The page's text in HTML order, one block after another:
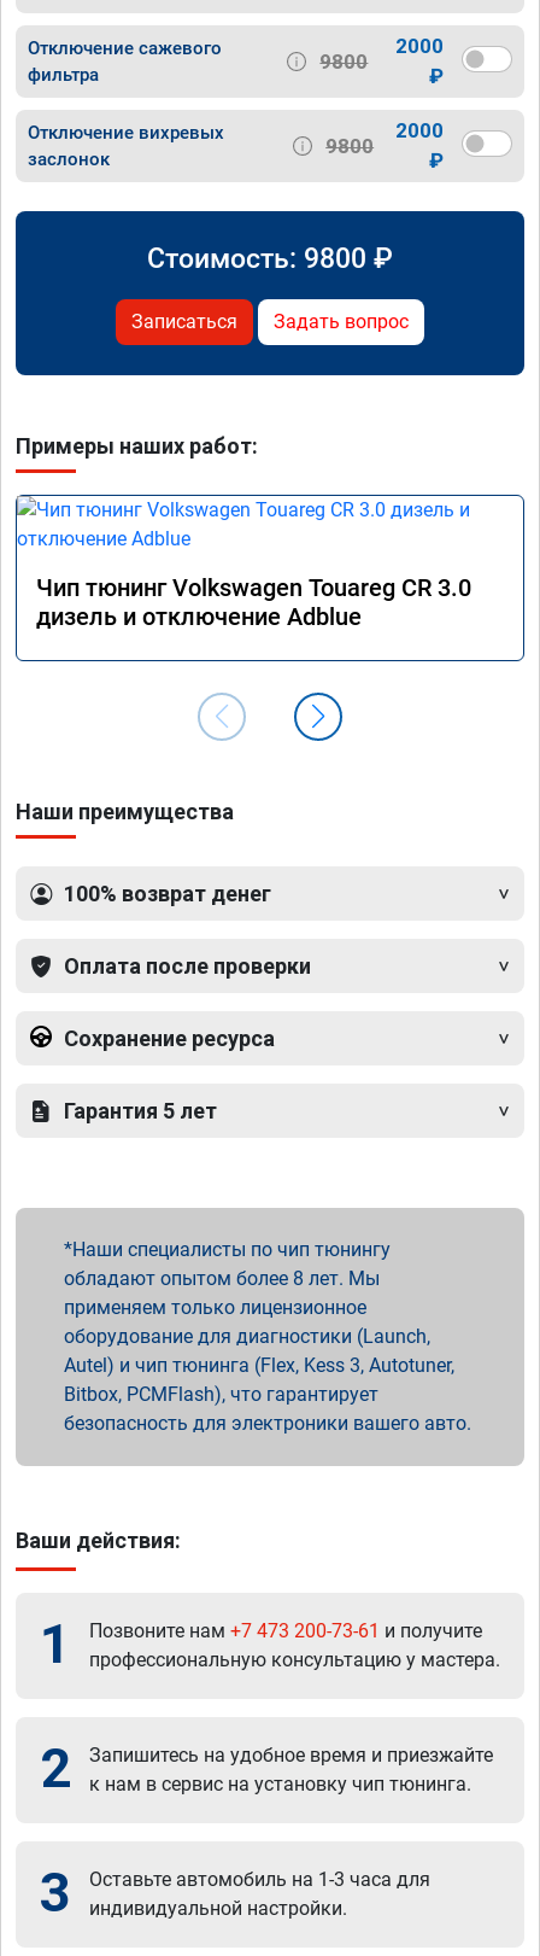
Отключение сажевого
фильтра
9800
2000
₽
Отключение вихревых
заслонок
9800
2000
₽
Стоимость: 9800 ₽
Записаться Задать вопрос
Примеры наших работ:
Чип тюнинг Volkswagen Touareg CR 3.0
дизель и отключение Adblue
Наши преимущества
100% возврат денег
Оплата после проверки
Сохранение ресурса
Гарантия 5 лет
Наши специалисты по чип тюнингу
обладают опытом более 8 лет. Мы
применяем только лицензионное
оборудование для диагностики (Launch,
Autel) и чип тюнинга (Flex, Kess 3, Autotuner,
Bitbox, PCMFlash), что гарантирует
безопасность для электроники вашего авто.
Ваши действия:
1 Позвоните нам +7 473 200-73-61 и получите
профессиональную консультацию у мастера.
2
Запишитесь на удобное время и приезжайте
к нам в сервис на установку чип тюнинга.
3
Оставьте автомобиль на 1-3 часа для
индивидуальной настройки.